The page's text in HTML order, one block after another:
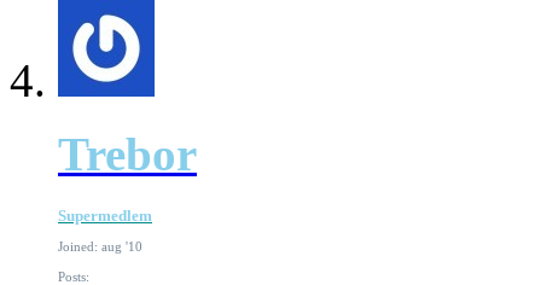
Trebor
Supermedlem
Joined: aug '10
Posts: